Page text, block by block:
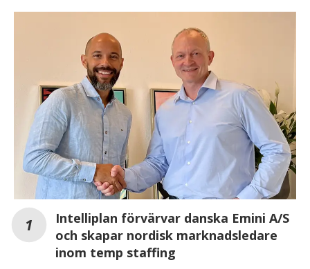
Intelliplan förvärvar danska Emini A/S
och skapar nordisk marknadsledare
inom temp staffing